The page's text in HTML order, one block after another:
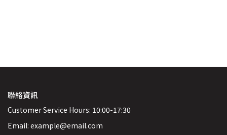
聯絡資訊
Customer Service Hours: 10:00-17:30
Email: example@email.com